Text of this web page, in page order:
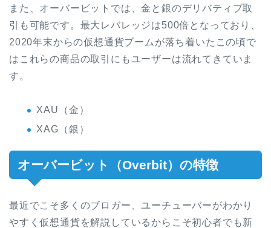
また、オーバービットでは、金と銀のデリバティブ取
引も可能です。最大レバレッジは500倍となっており、
2020年末からの仮想通貨ブームが落ち着いたこの頃で
はこれらの商品の取引にもユーザーは流れてきていま
す。
XAU（金）
XAG（銀）
オーバービット（Overbit）の特徴
最近でこそ多くのブロガー、ユーチューバーがわかり
やすく仮想通貨を解説しているからこそ初心者でも新